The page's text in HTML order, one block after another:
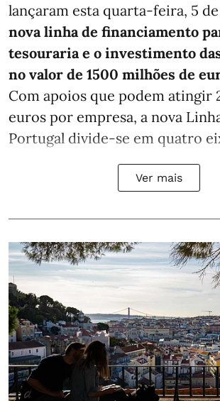
lançaram esta quarta-feira, 5
nova linha de financiamento
tesouraria e o investimento
no valor de 1500 milhões de
Com apoios que podem atingir
euros por empresa, a nova
Portugal divide-se em quatro
Ver mais